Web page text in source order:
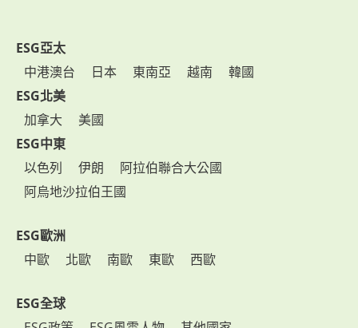
ESG亞太
中港澳台
日本 東南亞 越南
韓國
ESG北美
加拿大
美國
ESG中東
以色列
伊朗
阿拉伯聯合大公國
阿烏地沙拉伯王國
ESG歐洲
中歐
北歐 南歐 東歐 西歐
ESG全球